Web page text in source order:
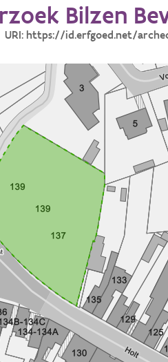
Bilzen
URI: https://id.erfgoed.net/